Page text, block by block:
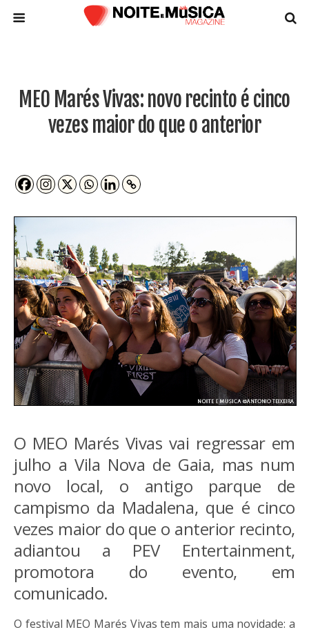
MEO Marés Vivas: novo recinto é cinco
vezes maior do que o anterior
O MEO Marés Vivas vai regressar em
julho a Vila Nova de Gaia, mas num
novo local, o antigo parque de
campismo da Madalena, que é cinco
vezes maior do que o anterior recinto,
adiantou a PEV Entertainment,
promotora do evento, em
comunicado.
O festival MEO Marés Vivas tem mais uma novidade: a